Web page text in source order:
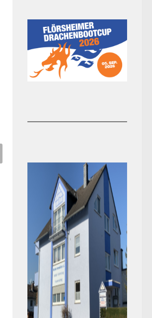
Weinprobierstand
heute wieder
13. JUNI 2020